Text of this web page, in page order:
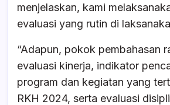
menjelaskan, kami
evaluasi yang rutin di
“Adapun, pokok pembahasan
evaluasi kinerja, indikator
program dan kegiatan yang
RKH 2024, serta evaluasi